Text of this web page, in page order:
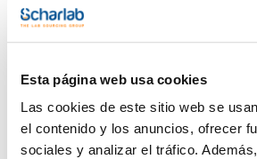
Esta página web usa cookies
Las cookies de este sitio web se
el contenido y los anuncios, ofrecer
sociales y analizar el tráfico.
CAS
Disolvente
Water
Envase
Ampoule